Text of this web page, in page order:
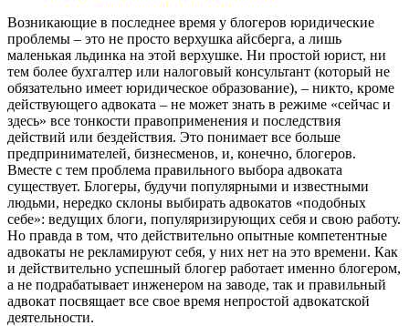
Возникающие в последнее время у блогеров юридические
проблемы – это не просто верхушка айсберга, а лишь
маленькая льдинка на этой верхушке. Ни простой юрист, ни
тем более бухгалтер или налоговый консультант (который не
обязательно имеет юридическое образование), – никто, кроме
действующего адвоката – не может знать в режиме «сейчас и
здесь» все тонкости правоприменения и последствия
действий или бездействия. Это понимает все больше
предпринимателей, бизнесменов, и, конечно, блогеров.
Вместе с тем проблема правильного выбора адвоката
существует. Блогеры, будучи популярными и известными
людьми, нередко склоны выбирать адвокатов «подобных
себе»: ведущих блоги, популяризирующих себя и свою работу.
Но правда в том, что действительно опытные компетентные
адвокаты не рекламируют себя, у них нет на это времени. Как
и действительно успешный блогер работает именно блогером,
а не подрабатывает инженером на заводе, так и правильный
адвокат посвящает все свое время непростой адвокатской
деятельности.